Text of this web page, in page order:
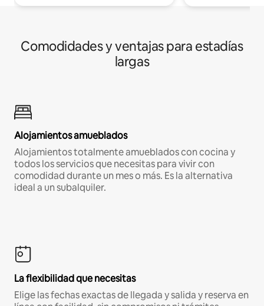
Comodidades y ventajas para estadías
largas
Alojamientos amueblados
Alojamientos totalmente amueblados con cocina y
todos los servicios que necesitas para vivir con
comodidad durante un mes o más. Es la alternativa
ideal a un subalquiler.
La flexibilidad que necesitas
Elige las fechas exactas de llegada y salida y reserva en